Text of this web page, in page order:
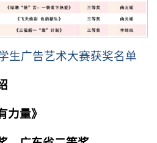
生广告艺术大赛获奖名单
力量》